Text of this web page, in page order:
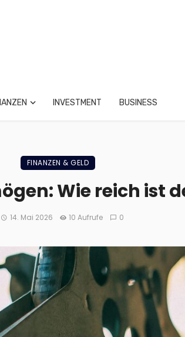
INVESTMENT BUSINESS
FINANZEN & GELD
Wie reich ist
14. Mai 2026 10 Aufrufe 0